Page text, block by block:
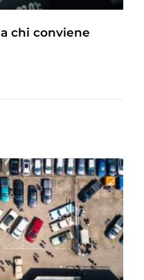
chi conviene